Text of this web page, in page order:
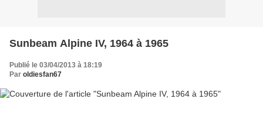
Sunbeam Alpine IV, 1964 à 1965
Publié le 03/04/2013 à 18:19
Par oldiesfan67